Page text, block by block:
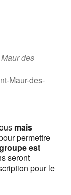
des
Maur-des-
mais
permettre
est
seront
pour le